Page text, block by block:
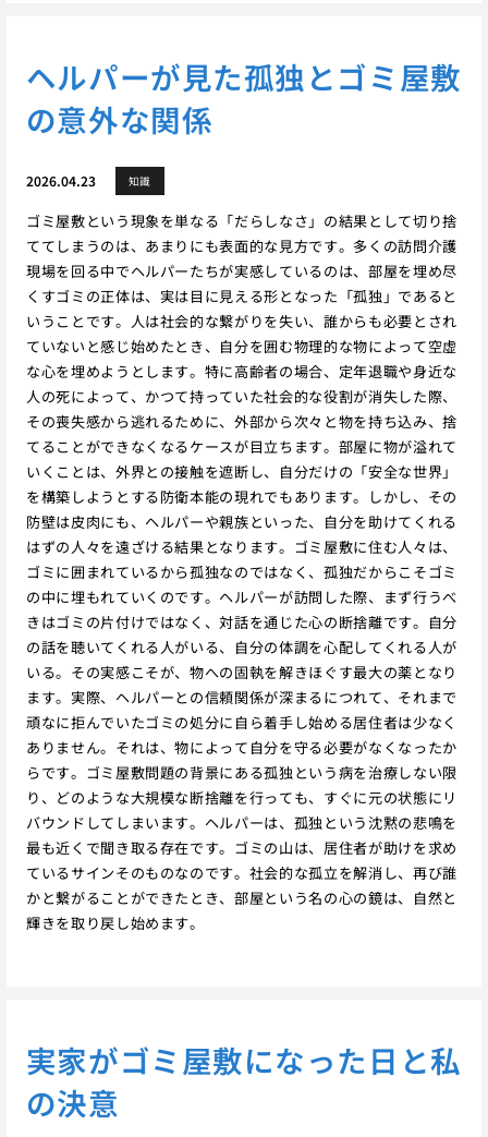
ヘルパーが見た孤独とゴミ屋敷
の意外な関係
2026.04.23 知識
ゴミ屋敷という現象を単なる「だらしなさ」の結果として切り捨
ててしまうのは、あまりにも表面的な見方です。多くの訪問介護
現場を回る中でヘルパーたちが実感しているのは、部屋を埋め尽
くすゴミの正体は、実は目に見える形となった「孤独」であると
いうことです。人は社会的な繋がりを失い、誰からも必要とされ
ていないと感じ始めたとき、自分を囲む物理的な物によって空虚
な心を埋めようとします。特に高齢者の場合、定年退職や身近な
人の死によって、かつて持っていた社会的な役割が消失した際、
その喪失感から逃れるために、外部から次々と物を持ち込み、捨
てることができなくなるケースが目立ちます。部屋に物が溢れて
いくことは、外界との接触を遮断し、自分だけの「安全な世界」
を構築しようとする防衛本能の現れでもあります。しかし、その
防壁は皮肉にも、ヘルパーや親族といった、自分を助けてくれる
はずの人々を遠ざける結果となります。ゴミ屋敷に住む人々は、
ゴミに囲まれているから孤独なのではなく、孤独だからこそゴミ
の中に埋もれていくのです。ヘルパーが訪問した際、まず行うべ
きはゴミの片付けではなく、対話を通じた心の断捨離です。自分
の話を聴いてくれる人がいる、自分の体調を心配してくれる人が
いる。その実感こそが、物への固執を解きほぐす最大の薬となり
ます。実際、ヘルパーとの信頼関係が深まるにつれて、それまで
頑なに拒んでいたゴミの処分に自ら着手し始める居住者は少なく
ありません。それは、物によって自分を守る必要がなくなったか
らです。ゴミ屋敷問題の背景にある孤独という病を治療しない限
り、どのような大規模な断捨離を行っても、すぐに元の状態にリ
バウンドしてしまいます。ヘルパーは、孤独という沈黙の悲鳴を
最も近くで聞き取る存在です。ゴミの山は、居住者が助けを求め
ているサインそのものなのです。社会的な孤立を解消し、再び誰
かと繋がることができたとき、部屋という名の心の鏡は、自然と
輝きを取り戻し始めます。
実家がゴミ屋敷になった日と私
の決意